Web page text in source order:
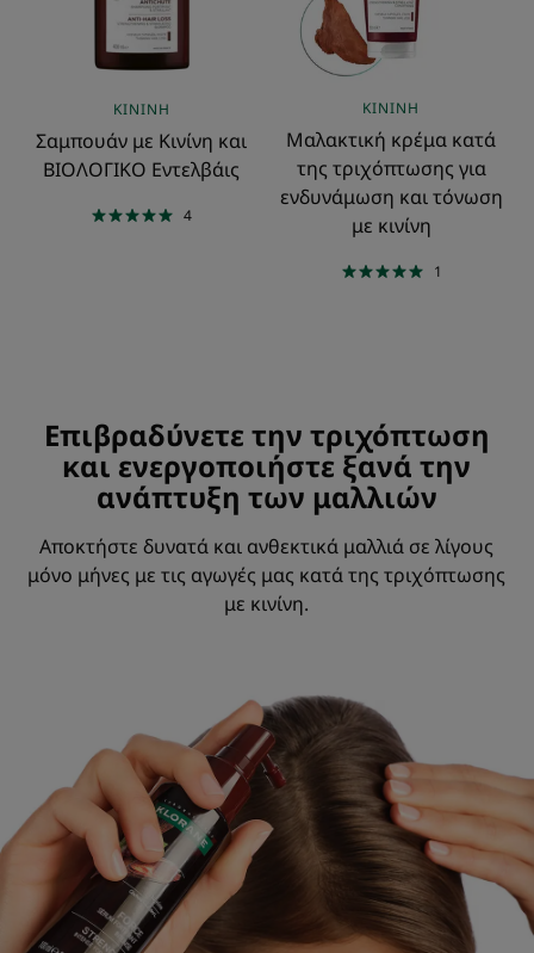
Εντελβάις
ΚΙΝΊΝΗ
Σαμπουάν με Κινίνη και
ΒΙΟΛΟΓΙΚΟ Εντελβάις
4
για
ενδυνάμωση
και
τόνωση
κινίνη
ΚΙΝΊΝΗ
Μαλακτική κρέμα κατά
της τριχόπτωσης για
ενδυνάμωση και τόνωση
με κινίνη
1
Επιβραδύνετε την τριχόπτωση
και ενεργοποιήστε ξανά την
ανάπτυξη των μαλλιών
Αποκτήστε δυνατά και ανθεκτικά μαλλιά σε λίγους
μόνο μήνες με τις αγωγές μας κατά της τριχόπτωσης
με κινίνη.